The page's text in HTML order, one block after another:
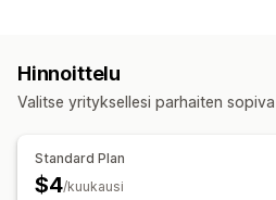
Verovapaudet
Valintaruudut
Pienohjelmien sijainti
Geolokaatio
Mukautettu teksti Monikielisyys
Saavutettavuusvaatimusten
Hinnoittelu
Valitse yrityksellesi parhaiten
Standard Plan
$4/kuukausi